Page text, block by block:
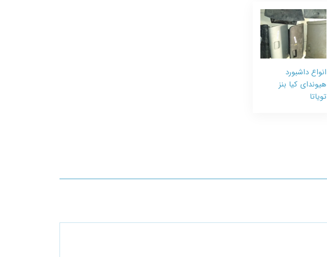
انواع داشبورد
هیوندای کیا بنز
تویاتا